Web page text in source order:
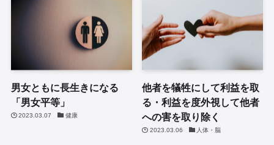
男女ともに長生きになる
「男女平等」
2023.03.07 健康
他者を犠牲にして利益を取
る・利益を度外視して他者
への害を取り除く
2023.03.06 人体・脳